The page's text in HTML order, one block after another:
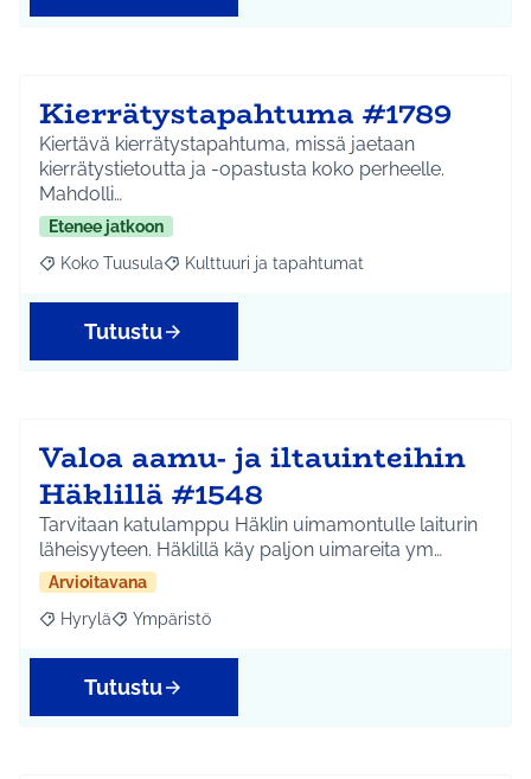
Kierrätystapahtuma #1789
Kiertävä kierrätystapahtuma, missä jaetaan
kierrätystietoutta ja -opastusta koko perheelle.
Mahdolli…
Etenee jatkoon
Rajaa tulokset aihepiirin mukaan: Koko Tuusula
Koko Tuusula Rajaa tulokset teeman mukaan: Kulttuuri ja
Kulttuuri ja tapahtumat
Tutustu
Valoa aamu- ja iltauinteihin
Häklillä #1548
Tarvitaan katulamppu Häklin uimamontulle laiturin
läheisyyteen. Häklillä käy paljon uimareita ym…
Arvioitavana
Rajaa tulokset aihepiirin mukaan: Hyrylä
Hyrylä Rajaa tulokset teeman mukaan: Ympäristö
Ympäristö
Tutustu